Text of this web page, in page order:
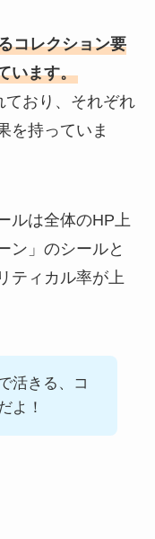
コレクション要
います。
ており、それぞれ
を持っていま
ルは全体のHP上
ン」のシールと
ティカル率が上
活きる、コ
よ！